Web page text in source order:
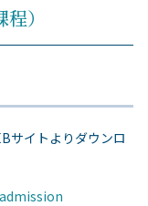
）
サイトよりダウンロ